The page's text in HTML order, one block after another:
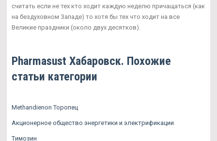
считать если не тех кто ходит каждую неделю причащаться (как
на бездуховном Западе) то хотя бы тех что ходит на все
Великие праздники (около двух десятков).
Pharmasust Хабаровск. Похожие
статьи категории
Methandienon Торопец
Акционерное общество энергетики и электрификации
Tимозин